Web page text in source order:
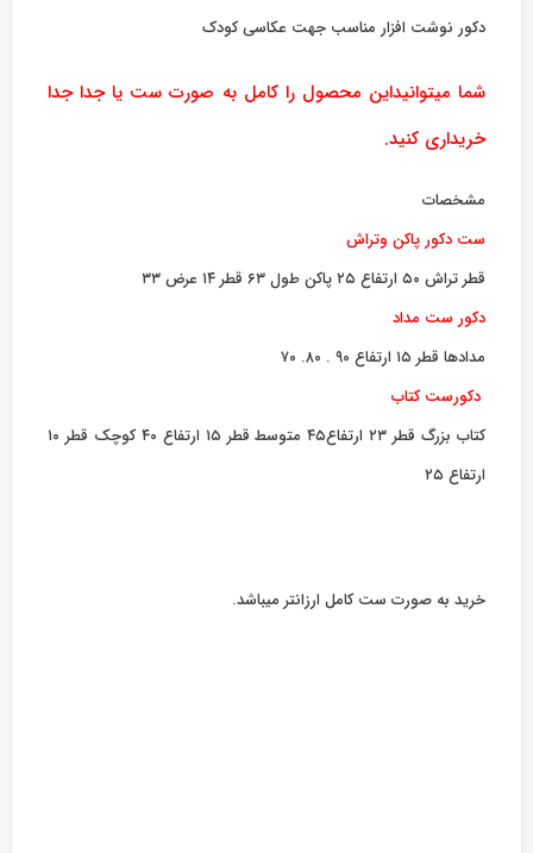
دکور نوشت افزار مناسب جهت عکاسی کودک
شما میتوانیداین محصول را کامل به صورت ست یا جدا جدا
خریداری کنید.
مشخصات
ست دکور پاکن وتراش
قطر تراش ۵۰ ارتفاع ۲۵ پاکن طول ۶۳ قطر ۱۴ عرض ۳۳
دکور ست مداد
مدادها قطر ۱۵ ارتفاع ۹۰ . ۸۰. ۷۰
دکورست کتاب
کتاب بزرگ قطر ۲۳ ارتفاع۴۵ متوسط قطر ۱۵ ارتفاع ۴۰ کوچک قطر ۱۰
ارتفاع ۲۵
خرید به صورت ست کامل ارزانتر میباشد.